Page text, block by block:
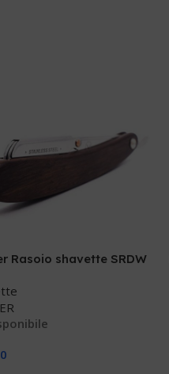
Rasoio shavette SRDW